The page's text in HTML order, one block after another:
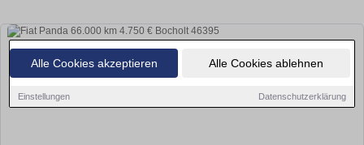
Alle Cookies akzeptieren Alle Cookies ablehnen
Einstellungen Datenschutzerklärung